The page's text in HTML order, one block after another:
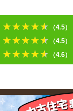
★★★★★ （4.5）
★★★★★ （4.5）
★★★★★ （4.6）